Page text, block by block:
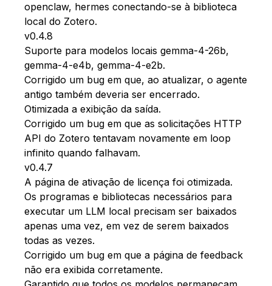
openclaw, hermes conectando-se à biblioteca
local do Zotero.
v0.4.8
Suporte para modelos locais gemma-4-26b,
gemma-4-e4b, gemma-4-e2b.
Corrigido um bug em que, ao atualizar, o agente
antigo também deveria ser encerrado.
Otimizada a exibição da saída.
Corrigido um bug em que as solicitações HTTP
API do Zotero tentavam novamente em loop
infinito quando falhavam.
v0.4.7
A página de ativação de licença foi otimizada.
Os programas e bibliotecas necessários para
executar um LLM local precisam ser baixados
apenas uma vez, em vez de serem baixados
todas as vezes.
Corrigido um bug em que a página de feedback
não era exibida corretamente.